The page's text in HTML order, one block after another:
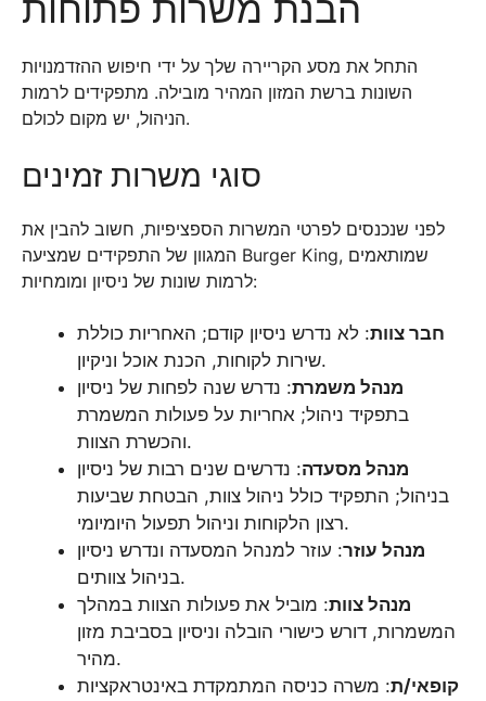
התחל את מסע הקריירה שלך על ידי חיפוש ההזדמנויות
השונות ברשת המזון המהיר מובילה. מתפקידים לרמות
הניהול, יש מקום לכולם.
לפני שנכנסים לפרטי המשרות הספציפיות, חשוב להבין את
המגוון של התפקידים שמציעה Burger King, שמותאמים
לרמות שונות של ניסיון ומומחיות:
חבר צוות: לא נדרש ניסיון קודם; האחריות כוללת
שירות לקוחות, הכנת אוכל וניקיון.
מנהל משמרת: נדרש שנה לפחות של ניסיון
בתפקיד ניהול; אחריות על פעולות המשמרת
והכשרת הצוות.
מנהל מסעדה: נדרשים שנים רבות של ניסיון
בניהול; התפקיד כולל ניהול צוות, הבטחת שביעות
רצון הלקוחות וניהול תפעול היומיומי.
מנהל עוזר: עוזר למנהל המסעדה ונדרש ניסיון
בניהול צוותים.
מנהל צוות: מוביל את פעולות הצוות במהלך
המשמרות, דורש כישורי הובלה וניסיון בסביבת מזון
מהיר.
קופאי/ת: משרה כניסה המתמקדת באינטראקציות